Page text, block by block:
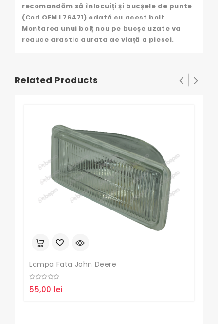
recomandăm să înlocuiți și bucșele de punte
(Cod OEM L76471) odată cu acest bolt.
Montarea unui bolț nou pe bucșe uzate va
reduce drastic durata de viață a piesei.
Related Products
Lampa Fata John Deere
out
55,00 lei